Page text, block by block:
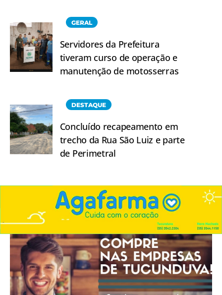
GERAL
Servidores da Prefeitura
tiveram curso de operação e
manutenção de motosserras
DESTAQUE
Concluído recapeamento em
trecho da Rua São Luiz e parte
de Perimetral